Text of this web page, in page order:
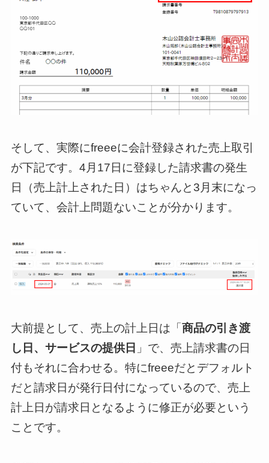
そして、実際にfreeeに会計登録された売上取引
が下記です。4月17日に登録した請求書の発生
日（売上計上された日）はちゃんと3月末になっ
ていて、会計上問題ないことが分かります。
大前提として、売上の計上日は「 商品の引き渡
し日、サービスの提供日 」で、売上請求書の日
付もそれに合わせる。特にfreeeだとデフォルト
だと請求日が発行日付になっているので、売上
計上日が請求日となるように修正が必要という
ことです。